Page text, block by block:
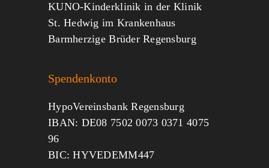
KUNO-Kinderklinik in der Klinik
St. Hedwig im Krankenhaus
Barmherzige Brüder Regensburg
Spendenkonto
HypoVereinsbank Regensburg
IBAN: DE08 7502 0073 0371 4075
96
BIC: HYVEDEMM447